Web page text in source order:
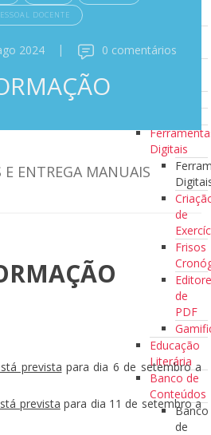
Leitura
Digitais
de
Frisos
de
PDF
Educação
Literária
Banco de
Conteúdos
Banco
de
DOCENTE
2024 | 0 comentários
ENTREGA MANUAIS
prevista para dia 6 de setembro a
prevista para dia 11 de setembro a